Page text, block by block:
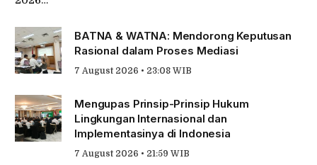
BATNA & WATNA: Mendorong Keputusan
Rasional dalam Proses Mediasi
7 August 2026 • 23:08 WIB
Mengupas Prinsip-Prinsip Hukum
Lingkungan Internasional dan
Implementasinya di Indonesia
7 August 2026 • 21:59 WIB